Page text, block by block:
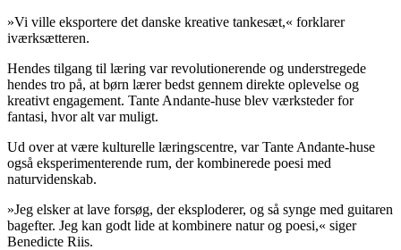
»Vi ville eksportere det danske kreative tankesæt,« forklarer
iværksætteren.
Hendes tilgang til læring var revolutionerende og understregede
hendes tro på, at børn lærer bedst gennem direkte oplevelse og
kreativt engagement. Tante Andante-huse blev værksteder for
fantasi, hvor alt var muligt.
Ud over at være kulturelle læringscentre, var Tante Andante-huse
også eksperimenterende rum, der kombinerede poesi med
naturvidenskab.
»Jeg elsker at lave forsøg, der eksploderer, og så synge med guitaren
bagefter. Jeg kan godt lide at kombinere natur og poesi,« siger
Benedicte Riis.